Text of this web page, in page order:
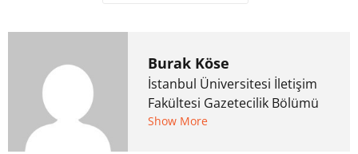
Burak Köse
İstanbul Üniversitesi İletişim
Fakültesi Gazetecilik Bölümü
mezunu. 6 yıl ana akım
Show More